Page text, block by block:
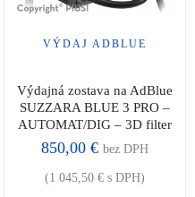
VÝDAJ ADBLUE
Výdajná zostava na AdBlue
SUZZARA BLUE 3 PRO –
AUTOMAT/DIG – 3D filter
850,00 € bez DPH
(1 045,50 € s DPH)